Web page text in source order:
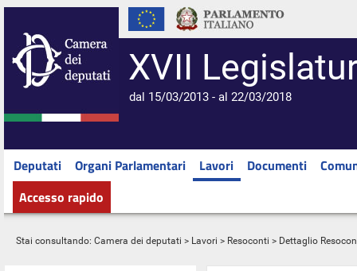
XVII
dal 15/03/2013 - al 22/03/2018
Deputati Organi Parlamentari Lavori Documenti
Accesso rapido
Stai consultando: Camera dei deputati > Lavori > Resoconti > Dettaglio